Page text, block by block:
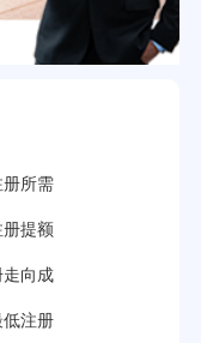
所需
提额
向成
注册